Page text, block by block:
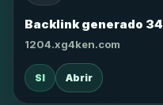
Backlink generado 34
1204.xg4ken.com
SI Abrir